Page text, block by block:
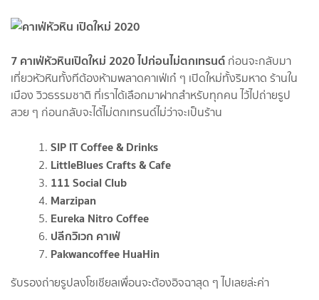
7 คาเฟ่หัวหินเปิดใหม่ 2020 ไปก่อนไม่ตกเทรนด์ ก่อนจะกลับมา
เที่ยวหัวหินทั้งทีต้องห้ามพลาดคาเฟ่เก๋ ๆ เปิดใหม่ทั้งริมหาด ร้านใน
เมือง วิวธรรมชาติ ที่เราได้เลือกมาฝากสำหรับทุกคน ไว้ไปถ่ายรูป
สวย ๆ ก่อนกลับจะได้ไม่ตกเทรนด์ไม่ว่าจะเป็นร้าน
SIP IT Coffee & Drinks
LittleBlues Crafts & Cafe
111 Social Club
Marzipan
Eureka Nitro Coffee
ปลีกวิเวก คาเฟ่
Pakwancoffee HuaHin
รับรองถ่ายรูปลงโซเชียลเพื่อนจะต้องอิจฉาสุด ๆ ไปเลยล่ะค่า